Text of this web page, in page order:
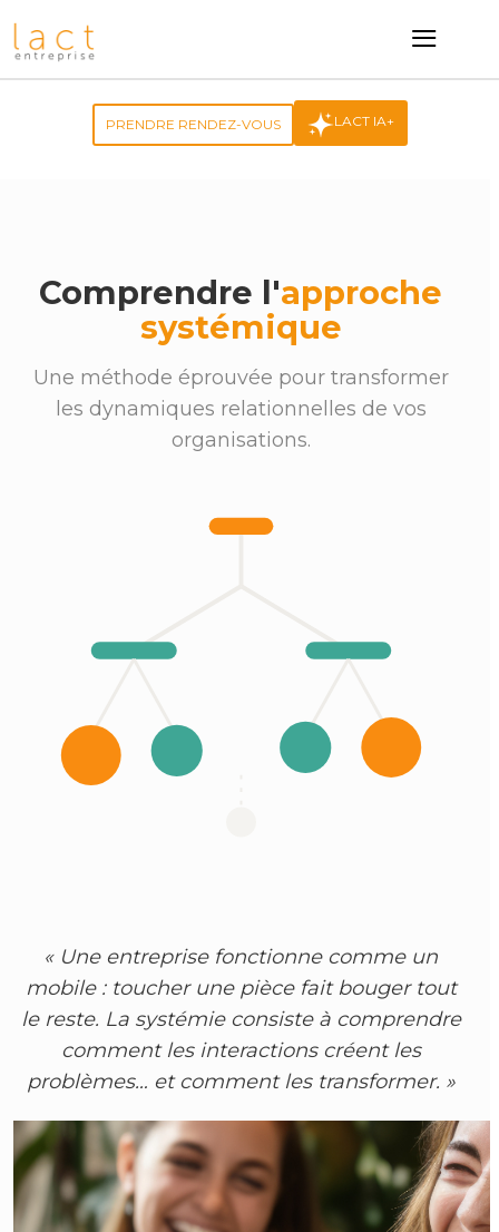
PRENDRE RENDEZ-VOUS LACT IA+
Comprendre l'approche
systémique
Une méthode éprouvée pour transformer
les dynamiques relationnelles de vos
organisations.
« Une entreprise fonctionne comme un
mobile : toucher une pièce fait bouger tout
le reste. La systémie consiste à comprendre
comment les interactions créent les
problèmes… et comment les transformer. »
≡